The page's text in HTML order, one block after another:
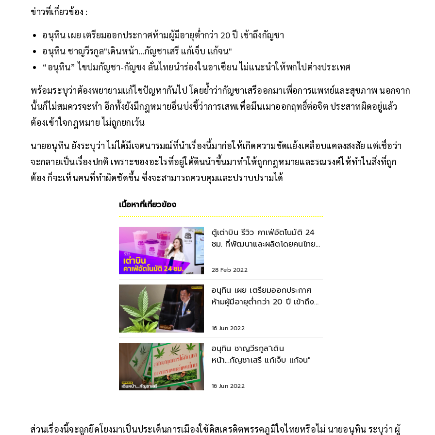
ข่าวที่เกี่ยวข้อง :
อนุทิน เผย เตรียมออกประกาศห้ามผู้มีอายุต่ำกว่า 20 ปี เข้าถึงกัญชา
อนุทิน ชาญวีรกูล"เดินหน้า...กัญชาเสรี แก้เจ็บ แก้จน"
“อนุทิน” ไขปมกัญชา-กัญชง ลั่นไทยนำร่องในอาเซียน ไม่แนะนำให้พกไปต่างประเทศ
พร้อมระบุว่าต้องพยายามแก้ไขปัญหากันไป โดยย้ำว่ากัญชาเสรีออกมาเพื่อการแพทย์และสุขภาพ นอกจาก
นั้นก็ไม่สมควรจะทำ อีกทั้งยังมีกฎหมายอื่นบ่งชี้ว่าการเสพเพื่อมึนเมาออกฤทธิ์ต่อจิต ประสาทผิดอยู่แล้ว
ต้องเข้าใจกฎหมาย ไม่ถูกยกเว้น
นายอนุทิน ยังระบุว่า ไม่ได้มีเจตนารมณ์ที่นำเรื่องนี้มาก่อให้เกิดความขัดแย้งเคลือบแคลงสงสัย แต่เชื่อว่า
จะกลายเป็นเรื่องปกติ เพราะของอะไรที่อยู่ใต้ดินนำขึ้นมาทำให้ถูกกฎหมายและรณรงค์ให้ทำในสิ่งที่ถูก
ต้อง ก็จะเห็นคนที่ทำผิดชัดขึ้น ซึ่งจะสามารถควบคุมและปราบปรามได้
เนื้อหาที่เกี่ยวข้อง
ตู้เต่าบิน รีวิว คาเฟ่อัตโนมัติ 24
ชม. ที่พัฒนาและผลิตโดยคนไทย
28 Feb 2022
อนุทิน เผย เตรียมออกประกาศ
ห้ามผู้มีอายุต่ำกว่า 20 ปี เข้าถึง
16 Jun 2022
อนุทิน ชาญวีรกูล"เดิน
หน้า...กัญชาเสรี แก้เจ็บ แก้จน"
16 Jun 2022
ส่วนเรื่องนี้จะถูกยึดโยงมาเป็นประเด็นการเมืองใช้ดิสเครดิตพรรคภูมิใจไทยหรือไม่ นายอนุทิน ระบุว่า ผู้